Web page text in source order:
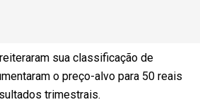
sua classificação de
o preço-alvo para 50 reais
trimestrais.